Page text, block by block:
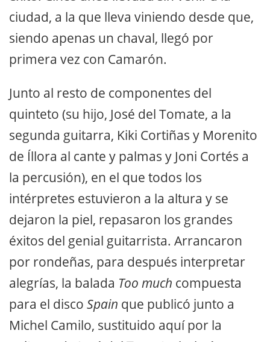
ciudad, a la que lleva viniendo desde que,
siendo apenas un chaval, llegó por
primera vez con Camarón.
Junto al resto de componentes del
quinteto (su hijo, José del Tomate, a la
segunda guitarra, Kiki Cortiñas y Morenito
de Íllora al cante y palmas y Joni Cortés a
la percusión), en el que todos los
intérpretes estuvieron a la altura y se
dejaron la piel, repasaron los grandes
éxitos del genial guitarrista. Arrancaron
por rondeñas, para después interpretar
alegrías, la balada Too much compuesta
para el disco Spain que publicó junto a
Michel Camilo, sustituido aquí por la